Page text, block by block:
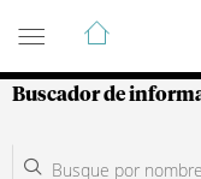
Guía de
Buscador de